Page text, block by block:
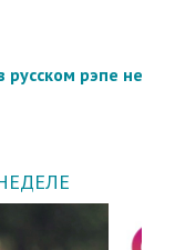
русском рэпе не